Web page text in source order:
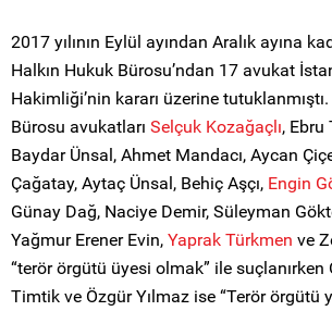
2017 yılının Eylül ayından Aralık ayına
Halkın Hukuk Bürosu’ndan 17 avukat
Hakimliği’nin kararı üzerine
Bürosu avukatları Selçuk Kozağaçlı, Ebru
Baydar Ünsal, Ahmet Mandacı, Aycan
Çağatay, Aytaç Ünsal, Behiç Aşçı, Engin
Günay Dağ, Naciye Demir, Süleyman
Yağmur Erener Evin, Yaprak Türkmen ve
“terör örgütü üyesi olmak” ile suçlanırken
Timtik ve Özgür Yılmaz ise “Terör örgütü